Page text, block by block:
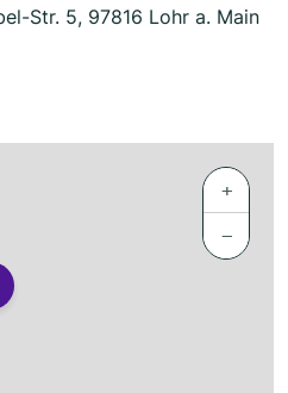
Str. 5, 97816 Lohr a. Main
+
−